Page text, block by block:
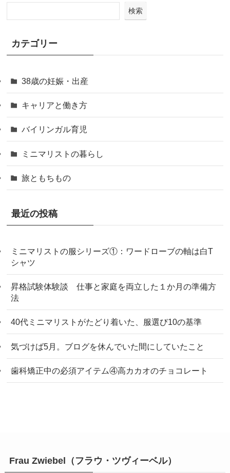
検索
カテゴリー
38歳の妊娠・出産
キャリアと働き方
バイリンガル育児
ミニマリストの暮らし
旅ともちもの
最近の投稿
ミニマリストの服シリーズ①：ワードローブの軸は白T
シャツ
昇格試験体験談 仕事と家庭を両立した１か月の準備方
法
40代ミニマリストがたどり着いた、服選び10の基準
気づけば5月。ブログを休んでいた間にしていたこと
歯科矯正中の必須アイテム④高カカオのチョコレート
Frau Zwiebel（フラウ・ツヴィーベル）